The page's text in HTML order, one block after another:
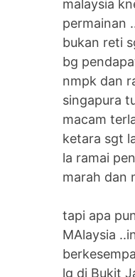
malaysia
permainan
bukan reti
bg
nmpk dan
singapura
macam
ketara sgt
la ramai
marah dan
tapi apa
MAlaysia
lg di Bukit